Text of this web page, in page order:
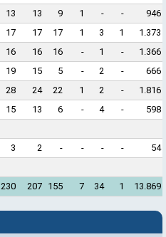
13 13 9 1 - -
946
17 17 17 1 3 1
1.373
16 16 16 - 1 -
1.366
19 15 5 - 2 -
666
28 24 22 1 2 -
1.816
15 13 6 - 4 -
598
3 2 - - - -
54
230 207 155 7 34 1 13.869